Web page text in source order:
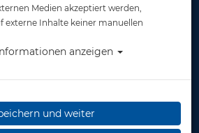
Medien akzeptiert werden,
externe Inhalte keiner manuellen
anzeigen
und weiter